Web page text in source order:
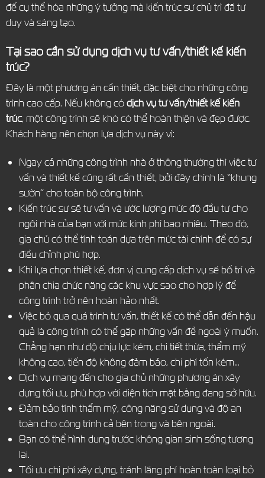
để cụ thể hóa những ý tưởng mà kiến trúc sư chủ trì đã tư
duy và sáng tạo.
Tại sao cần sử dụng dịch vụ tư vấn/thiết kế kiến
trúc?
Đây là một phương án cần thiết, đặc biệt cho những công
trình cao cấp. Nếu không códịch vụ tư vấn/thiết kế kiến
trúc, một công trình sẽ khó có thể hoàn thiện và đẹp được.
Khách hàng nên chọn lựa dịch vụ này vì:
Ngay cả những công trình nhà ở thông thường thì việc tư
vấn và thiết kế cũng rất cần thiết, bởi đây chính là “khung
sườn” cho toàn bộ công trình.
Kiến trúc sư sẽ tư vấn và ước lượng mức độ đầu tư cho
ngôi nhà của bạn với mức kinh phí bao nhiêu. Theo đó,
gia chủ có thể tính toán dựa trên mức tài chính để có sự
điều chỉnh phù hợp.
Khi lựa chọn thiết kế, đơn vị cung cấp dịch vụ sẽ bố trí và
phân chia chức năng các khu vực sao cho hợp lý để
công trình trở nên hoàn hảo nhất.
Việc bỏ qua quá trình tư vấn, thiết kế có thể dẫn đến hậu
quả là công trình có thể gặp những vấn đề ngoài ý muốn.
Chẳng hạn như độ chịu lực kém, chi tiết thừa, thẩm mỹ
không cao, tiến độ không đảm bảo, chi phí tốn kém…
Dịch vụ mang đến cho gia chủ những phương án xây
dựng tối ưu, phù hợp với diện tích mặt bằng đang sở hữu.
Đảm bảo tính thẩm mỹ, công năng sử dụng và độ an
toàn cho công trình cả bên trong và bên ngoài.
Bạn có thể hình dung trước không gian sinh sống tương
lai.
Tối ưu chi phí xây dựng, tránh lãng phí hoàn toàn loại bỏ